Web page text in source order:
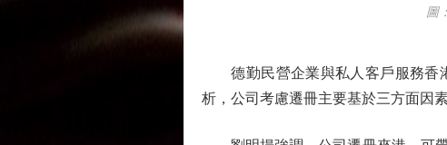
圖：
德勤民營企業與私人客戶服務香港
析，公司考慮遷冊主要基於三方面因